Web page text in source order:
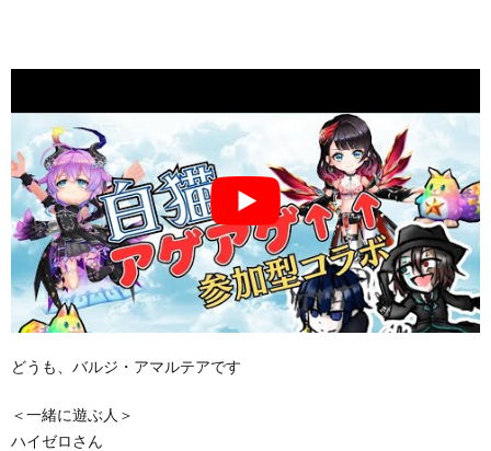
どうも、バルジ・アマルテアです
＜一緒に遊ぶ人＞
ハイゼロさん